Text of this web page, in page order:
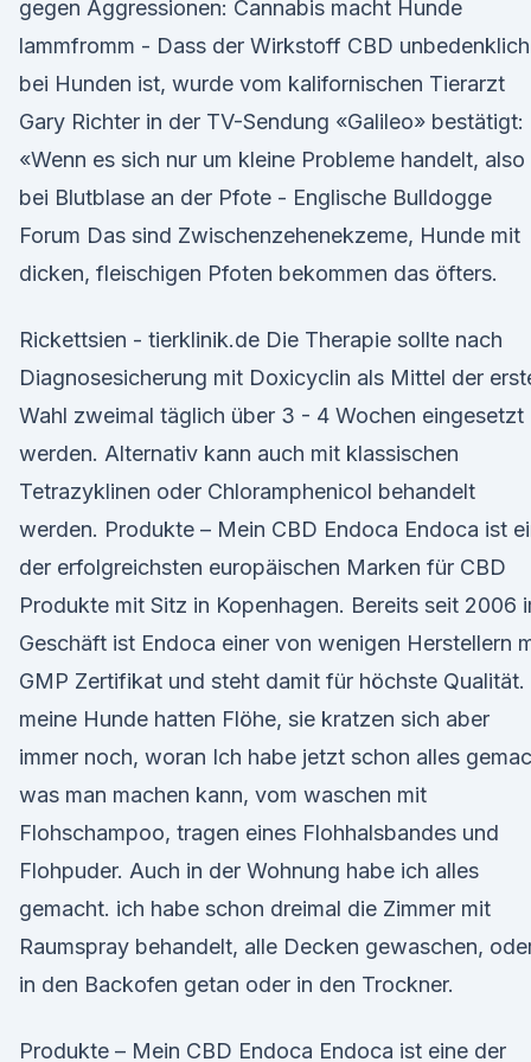
gegen Aggressionen: Cannabis macht Hunde
lammfromm - Dass der Wirkstoff CBD unbedenklich
bei Hunden ist, wurde vom kalifornischen Tierarzt
Gary Richter in der TV-Sendung «Galileo» bestätigt:
«Wenn es sich nur um kleine Probleme handelt, also
bei Blutblase an der Pfote - Englische Bulldogge
Forum Das sind Zwischenzehenekzeme, Hunde mit
dicken, fleischigen Pfoten bekommen das öfters.
Rickettsien - tierklinik.de Die Therapie sollte nach
Diagnosesicherung mit Doxicyclin als Mittel der
Wahl zweimal täglich über 3 - 4 Wochen eingesetzt
werden. Alternativ kann auch mit klassischen
Tetrazyklinen oder Chloramphenicol behandelt
werden. Produkte – Mein CBD Endoca Endoca ist
der erfolgreichsten europäischen Marken für CBD
Produkte mit Sitz in Kopenhagen. Bereits seit 2006
Geschäft ist Endoca einer von wenigen Herstellern
GMP Zertifikat und steht damit für höchste Qualität.
meine Hunde hatten Flöhe, sie kratzen sich aber
immer noch, woran Ich habe jetzt schon alles
was man machen kann, vom waschen mit
Flohschampoo, tragen eines Flohhalsbandes und
Flohpuder. Auch in der Wohnung habe ich alles
gemacht. ich habe schon dreimal die Zimmer mit
Raumspray behandelt, alle Decken gewaschen,
in den Backofen getan oder in den Trockner.
Produkte – Mein CBD Endoca Endoca ist eine der